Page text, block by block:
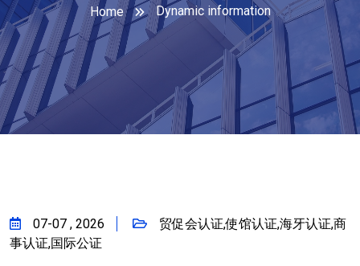
Home Dynamic information
07-07 , 2026
贸促会认证,使馆认证,海牙认证,商
事认证,国际公证